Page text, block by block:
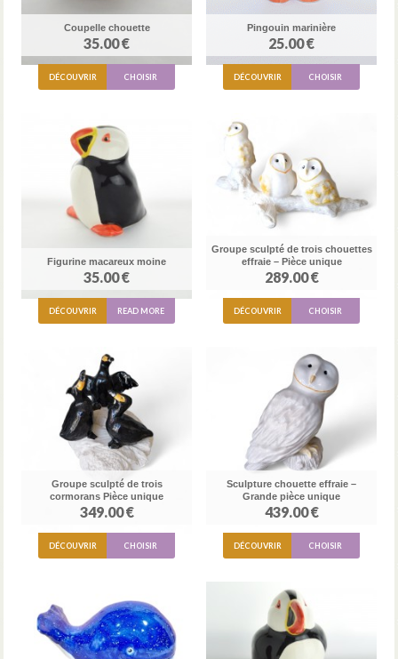
Coupelle chouette
35.00 €
DÉCOUVRIR CHOISIR
Pingouin marinière
25.00 €
DÉCOUVRIR CHOISIR
Figurine macareux moine
35.00 €
DÉCOUVRIR READ MORE
Groupe sculpté de trois chouettes
effraie – Pièce unique
289.00 €
DÉCOUVRIR CHOISIR
Groupe sculpté de trois
cormorans Pièce unique
349.00 €
DÉCOUVRIR CHOISIR
Sculpture chouette effraie –
Grande pièce unique
439.00 €
DÉCOUVRIR CHOISIR